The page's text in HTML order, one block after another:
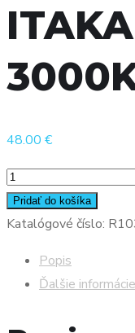
48.00 €
množstvo
ITAKA
nástenná
Pridať do košíka
Katalógové číslo:
Popis
Ďalšie informácie